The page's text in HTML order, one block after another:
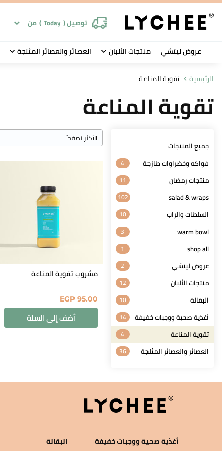
توصيل ( Today
) من
عروض ليتشي منتجات الألبان العصائر والعصائر المثلجة
الرئيسية تقوية المناعة
تقوية المناعة
جميع المنتجات
فواكه وخضراوات طازجة
4
منتجات رمضان 11
salad & wraps
102
السلطات والراب 10
warm bowl
3
shop all
1
عروض ليتشي 2
منتجات الألبان 12
البقالة 10
أغذية صحية ووجبات خفيفة 14
تقوية المناعة 4
العصائر والعصائر المثلجة 36
مشروب تقوية المناعة
EGP95.00
أضف إلى السلة
أغذية صحية ووجبات خفيفة البقالة